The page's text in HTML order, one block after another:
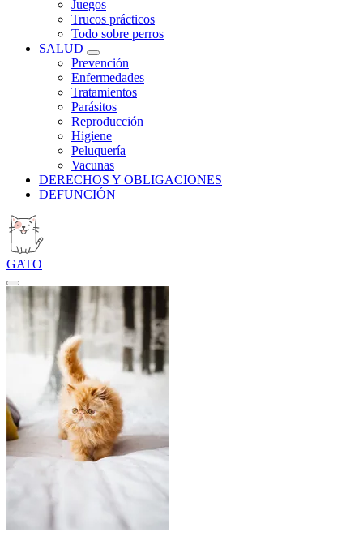
Juegos
Trucos prácticos
Todo sobre perros
SALUD
Prevención
Enfermedades
Tratamientos
Parásitos
Reproducción
Higiene
Peluquería
Vacunas
DERECHOS Y OBLIGACIONES
DEFUNCIÓN
GATO